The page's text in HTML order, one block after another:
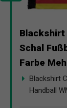
Blackshirt
Schal
Farbe
Blackshirt
Handball